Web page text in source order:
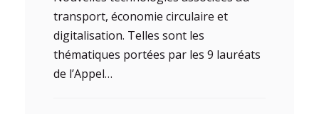
transport, économie circulaire et
digitalisation. Telles sont les
thématiques portées par les 9 lauréats
de l’Appel…